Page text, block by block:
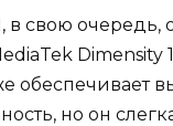
в свою очередь,
Dimensity
обеспечивает
но он